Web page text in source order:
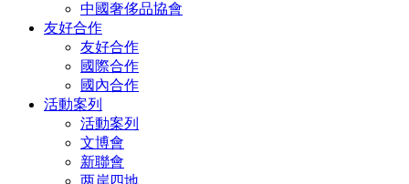
中國奢侈品協會
友好合作
友好合作
國際合作
國內合作
活動案列
活動案列
文博會
新聯會
两岸四地